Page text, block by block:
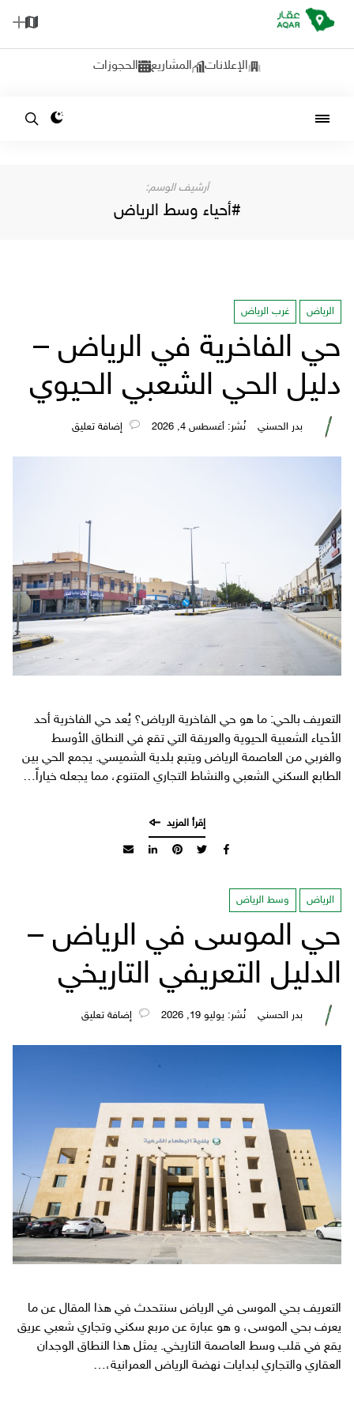
الإعلانات المشاريع الحجوزات
‎‫أرشيف الوسم:‬
#أحياء وسط الرياض
الرياض غرب الرياض
حي الفاخرية في الرياض –
دليل الحي الشعبي الحيوي
بدر الحسني نُشر: أغسطس 4, 2026
التعريف بالحي: ما هو حي الفاخرية الرياض؟ يُعد حي الفاخرية أحد
الأحياء الشعبية الحيوية والعريقة التي تقع في النطاق الأوسط
والغربي من العاصمة الرياض ويتبع بلدية الشميسي. يجمع الحي بين
الطابع السكني الشعبي والنشاط التجاري المتنوع، مما يجعله خياراً…
الرياض وسط الرياض
حي الموسى في الرياض –
الدليل التعريفي التاريخي
بدر الحسني نُشر: يوليو 19, 2026
التعريف بحي الموسى في الرياض سنتحدث في هذا المقال عن ما
يعرف بحي الموسى، و هو عبارة عن مربع سكني وتجاري شعبي عريق
يقع في قلب وسط العاصمة التاريخي. يمثل هذا النطاق الوجدان
العقاري والتجاري لبدايات نهضة الرياض العمرانية،…